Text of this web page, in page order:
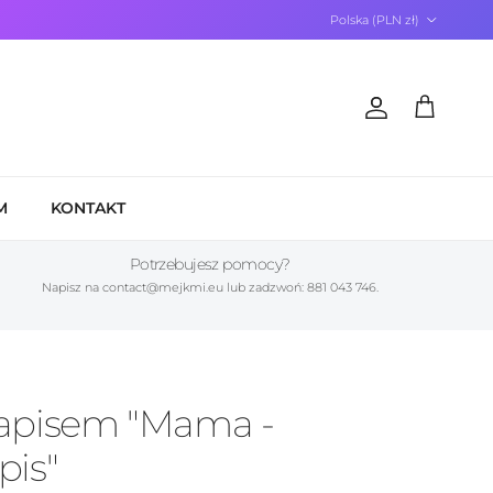
Polska (PLN zł)
KontoKoszyk
KONTAKT
Potrzebujesz pomocy?
Napisz na contact@mejkmi.eu lub zadzwoń: 881 043 746.
"Mama -